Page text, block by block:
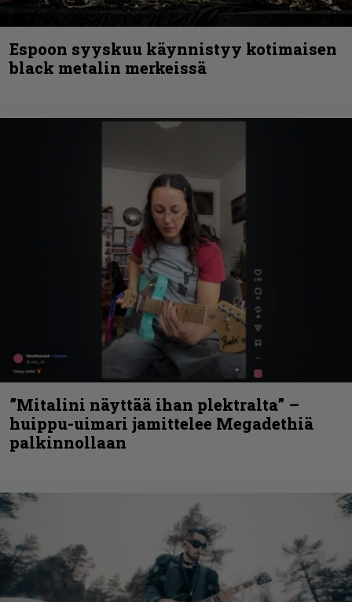
Espoon syyskuu käynnistyy kotimaisen
black metalin merkeissä
”Mitalini näyttää ihan plektralta” –
huippu-uimari jamittelee Megadethiä
palkinnollaan